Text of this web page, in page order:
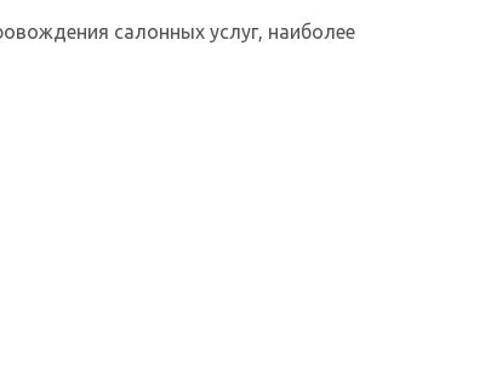
салонных услуг, наиболее